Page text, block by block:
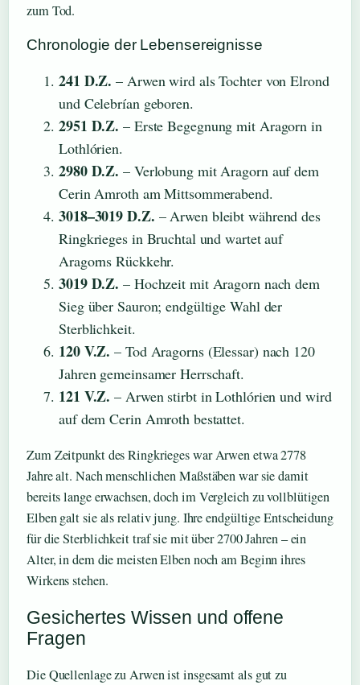
zum Tod.
Chronologie der Lebensereignisse
241 D.Z. – Arwen wird als Tochter von Elrond
und Celebrían geboren.
2951 D.Z. – Erste Begegnung mit Aragorn in
Lothlórien.
2980 D.Z. – Verlobung mit Aragorn auf dem
Cerin Amroth am Mittsommerabend.
3018–3019 D.Z. – Arwen bleibt während des
Ringkrieges in Bruchtal und wartet auf
Aragorns Rückkehr.
3019 D.Z. – Hochzeit mit Aragorn nach dem
Sieg über Sauron; endgültige Wahl der
Sterblichkeit.
120 V.Z. – Tod Aragorns (Elessar) nach 120
Jahren gemeinsamer Herrschaft.
121 V.Z. – Arwen stirbt in Lothlórien und wird
auf dem Cerin Amroth bestattet.
Zum Zeitpunkt des Ringkrieges war Arwen etwa 2778
Jahre alt. Nach menschlichen Maßstäben war sie damit
bereits lange erwachsen, doch im Vergleich zu vollblütigen
Elben galt sie als relativ jung. Ihre endgültige Entscheidung
für die Sterblichkeit traf sie mit über 2700 Jahren – ein
Alter, in dem die meisten Elben noch am Beginn ihres
Wirkens stehen.
Gesichertes Wissen und offene
Fragen
Die Quellenlage zu Arwen ist insgesamt als gut zu